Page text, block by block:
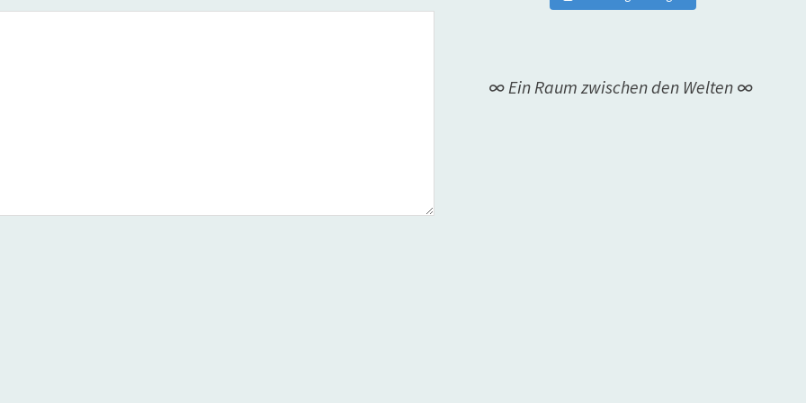
∞ Ein Raum zwischen den Welten ∞